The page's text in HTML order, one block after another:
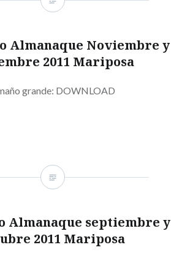
Almanaque Noviembre y
2011 Mariposa
grande: DOWNLOAD
Almanaque septiembre y
2011 Mariposa